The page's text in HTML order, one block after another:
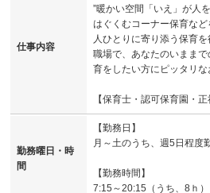
仕事内容
”暖かい空間「いえ」が人
はぐくむコーナー保育な
人ひとりに寄り添う保育
職場で、あなたのいまま
育をしたい方にピッタリな
【保育士・認可保育園・正
勤務曜日・時
間
【勤務日】
月～土のうち、週5日程度
【勤務時間】
7:15～20:15（うち、8ｈ）